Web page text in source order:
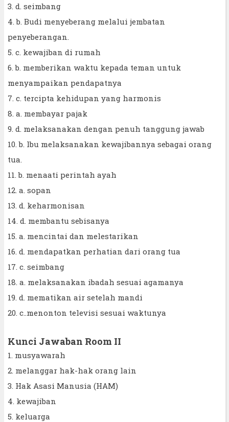
3. d. seimbang
4. b. Budi menyeberang melalui jembatan
penyeberangan.
5. c. kewajiban di rumah
6. b. memberikan waktu kepada teman untuk
menyampaikan pendapatnya
7. c. tercipta kehidupan yang harmonis
8. a. membayar pajak
9. d. melaksanakan dengan penuh tanggung jawab
10. b. lbu melaksanakan kewajibannya sebagai orang
tua.
11. b. menaati perintah ayah
12. a. sopan
13. d. keharmonisan
14. d. membantu sebisanya
15. a. mencintai dan melestarikan
16. d. mendapatkan perhatian dari orang tua
17. c. seimbang
18. a. melaksanakan ibadah sesuai agamanya
19. d. mematikan air setelah mandi
20. c..menonton televisi sesuai waktunya
Kunci Jawaban Room II
1. musyawarah
2. melanggar hak-hak orang lain
3. Hak Asasi Manusia (HAM)
4. kewajiban
5. keluarga